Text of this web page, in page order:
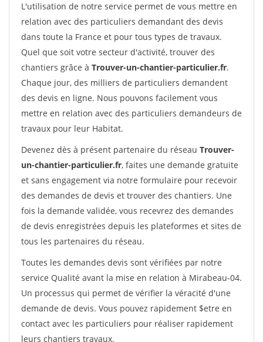
L'utilisation de notre service permet de vous mettre en
relation avec des particuliers demandant des devis
dans toute la France et pour tous types de travaux.
Quel que soit votre secteur d'activité, trouver des
chantiers grâce à Trouver-un-chantier-particulier.fr.
Chaque jour, des milliers de particuliers demandent
des devis en ligne. Nous pouvons facilement vous
mettre en relation avec des particuliers demandeurs de
travaux pour leur Habitat.
Devenez dès à présent partenaire du réseau Trouver-
un-chantier-particulier.fr, faites une demande gratuite
et sans engagement via notre formulaire pour recevoir
des demandes de devis et trouver des chantiers. Une
fois la demande validée, vous recevrez des demandes
de devis enregistrées depuis les plateformes et sites de
tous les partenaires du réseau.
Toutes les demandes devis sont vérifiées par notre
service Qualité avant la mise en relation à Mirabeau-04.
Un processus qui permet de vérifier la véracité d'une
demande de devis. Vous pouvez rapidement $etre en
contact avec les particuliers pour réaliser rapidement
leurs chantiers travaux.